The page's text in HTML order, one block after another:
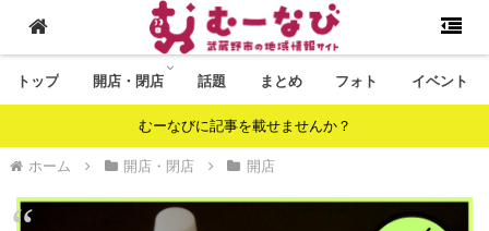
トップ 開店・閉店 話題 まとめ フォト イベント
むーなびに記事を載せませんか？
ホーム 開店・閉店 開店